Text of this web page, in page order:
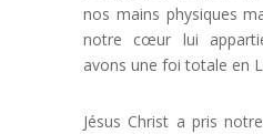
nos mains physiques
notre cœur lui
avons une foi totale en
Jésus Christ a pris